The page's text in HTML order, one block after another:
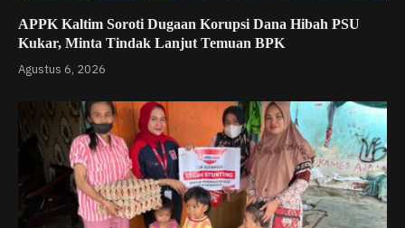
APPK Kaltim Soroti Dugaan Korupsi Dana Hibah PSU
Kukar, Minta Tindak Lanjut Temuan BPK
Agustus 6, 2026